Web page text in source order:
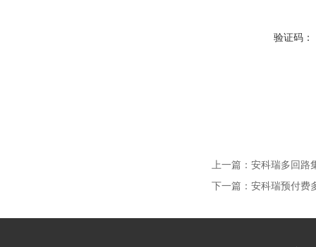
验证码：
上一篇： 安科瑞多回路
下一篇： 安科瑞预付费